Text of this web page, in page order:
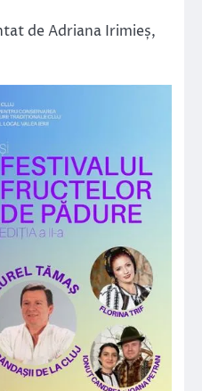
de Adriana Irimieș,